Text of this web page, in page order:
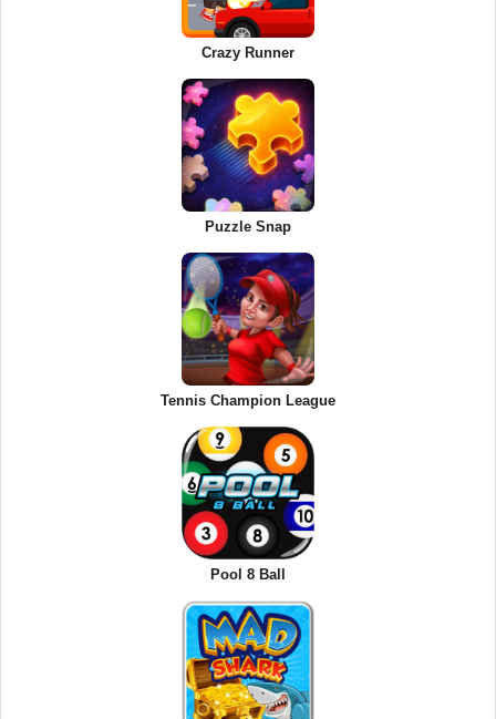
Crazy Runner
Puzzle Snap
Tennis Champion League
Pool 8 Ball